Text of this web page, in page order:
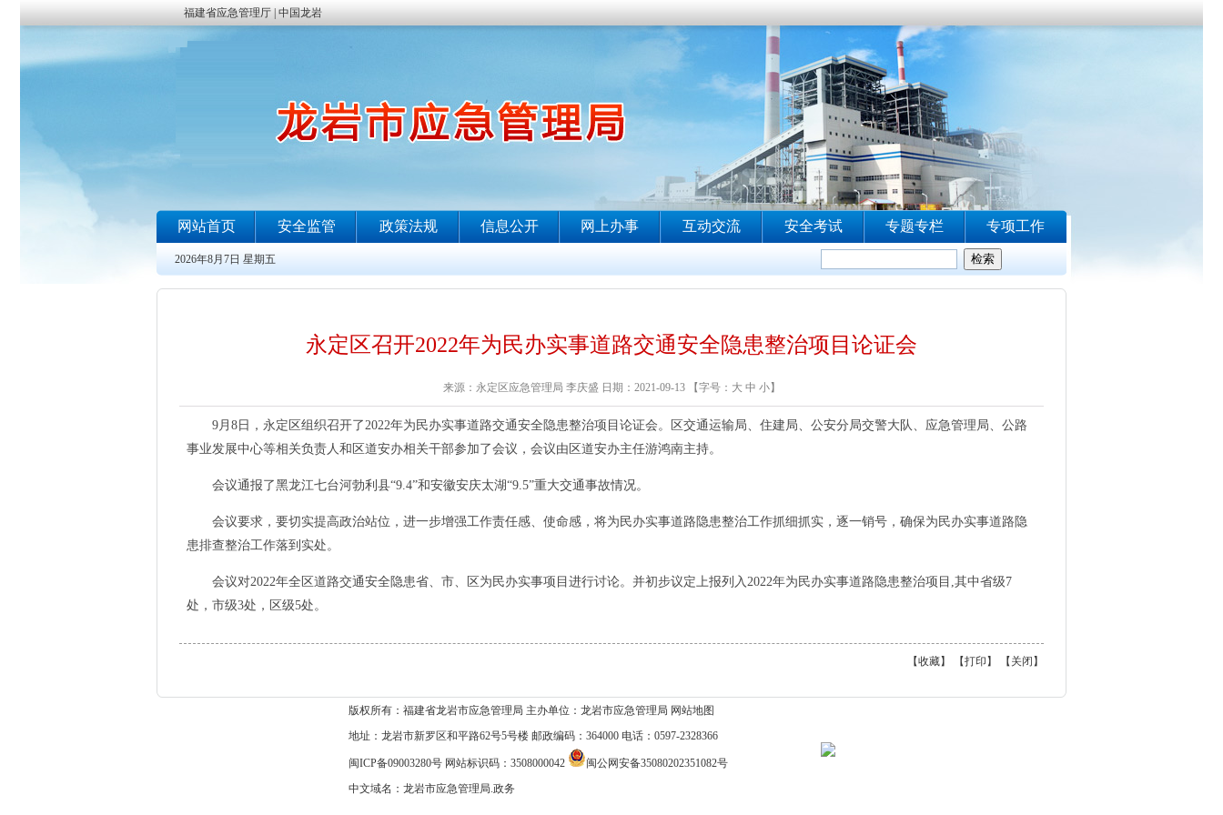
永定区召开2022年为民办实事道路交通安全隐患整治项目论证会
来源：永定区应急管理局 李庆盛 日期：2021-09-13 【字号： 大 中 小】
9月8日，永定区组织召开了2022年为民办实事道路交通安全隐患整治项目论证会。区交通运输局、住建局、公安分局交警大队、应急管理局、公路
事业发展中心等相关负责人和区道安办相关干部参加了会议，会议由区道安办主任游鸿南主持。
会议通报了黑龙江七台河勃利县“9.4”和安徽安庆太湖“9.5”重大交通事故情况。
会议要求，要切实提高政治站位，进一步增强工作责任感、使命感，将为民办实事道路隐患整治工作抓细抓实，逐一销号，确保为民办实事道路隐
患排查整治工作落到实处。
会议对2022年全区道路交通安全隐患省、市、区为民办实事项目进行讨论。并初步议定上报列入2022年为民办实事道路隐患整治项目,其中省级7
处，市级3处，区级5处。
【收藏】 【打印 】 【 关闭 】